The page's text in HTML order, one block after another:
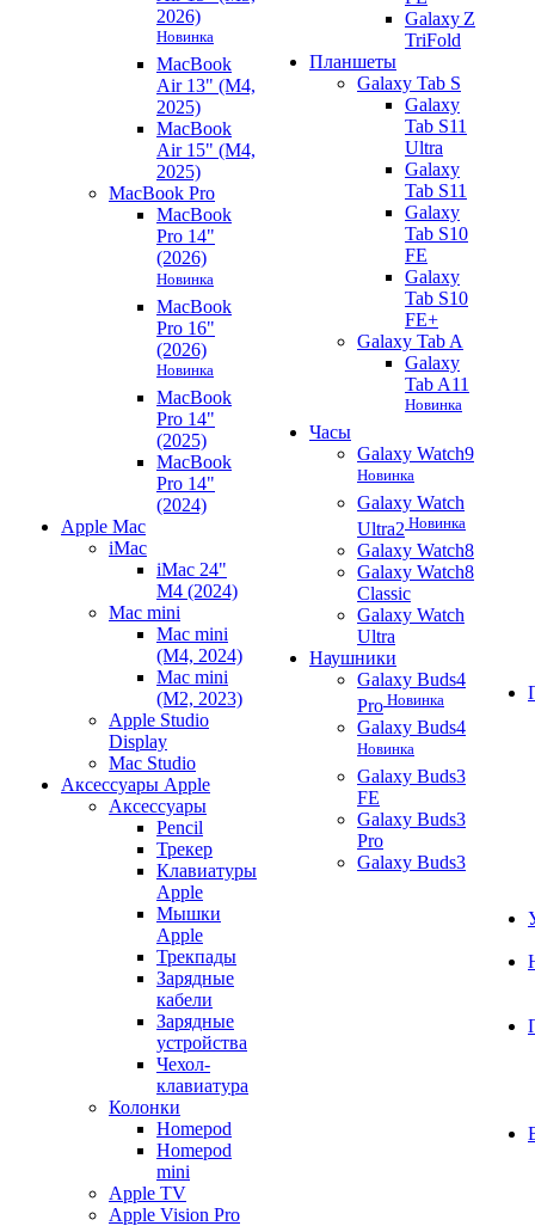
2026)
Новинка
MacBook
Air 13" (M4,
2025)
MacBook
Air 15" (M4,
2025)
MacBook Pro
MacBook
Pro 14"
(2026)
Новинка
MacBook
Pro 16"
(2026)
Новинка
MacBook
Pro 14"
(2025)
MacBook
Pro 14"
(2024)
Apple Mac
iMac
iMac 24"
M4 (2024)
Mac mini
Mac mini
(M4, 2024)
Mac mini
(M2, 2023)
Apple Studio
Display
Mac Studio
Аксессуары Apple
Аксессуары
Pencil
Трекер
Клавиатуры
Apple
Мышки
Apple
Трекпады
Зарядные
кабели
Зарядные
устройства
Чехол-
клавиатура
Колонки
Homepod
Homepod
mini
Apple TV
Apple Vision Pro
Galaxy Z
TriFold
Планшеты
Galaxy Tab S
Galaxy
Tab S11
Ultra
Galaxy
Tab S11
Galaxy
Tab S10
FE
Galaxy
Tab S10
FE+
Galaxy Tab A
Galaxy
Tab A11
Новинка
Часы
Galaxy Watch9
Новинка
Galaxy Watch
Ultra2 Новинка
Galaxy Watch8
Galaxy Watch8
Classic
Galaxy Watch
Ultra
Наушники
Galaxy Buds4
Pro Новинка
Galaxy Buds4
Новинка
Galaxy Buds3
FE
Galaxy Buds3
Pro
Galaxy Buds3